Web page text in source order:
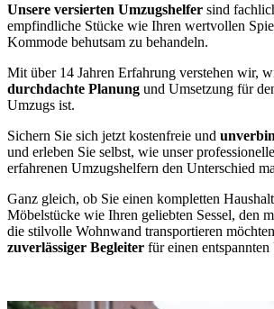
Unsere versierten Umzugshelfer sind
empfindliche Stücke wie Ihren wertvollen
Kommode behutsam zu behandeln.
Mit über 14 Jahren Erfahrung verstehen wir,
durchdachte Planung und Umsetzung für
Umzugs ist.
Sichern Sie sich jetzt kostenfreie und
und erleben Sie selbst, wie unser
erfahrenen Umzugshelfern den Unterschied
Ganz gleich, ob Sie einen kompletten
Möbelstücke wie Ihren geliebten Sessel, den
die stilvolle Wohnwand transportieren
zuverlässiger Begleiter für einen